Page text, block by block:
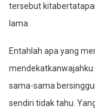
tersebut
lama.
Entahlah apa yang
mendekatkanwajahku
sama-sama
sendiri tidak tahu.